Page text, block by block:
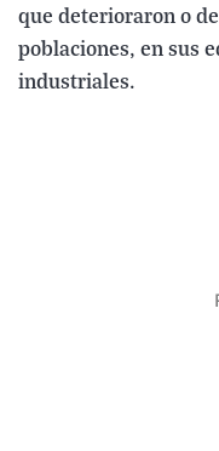
que deterioraron o
poblaciones, en sus
industriales.